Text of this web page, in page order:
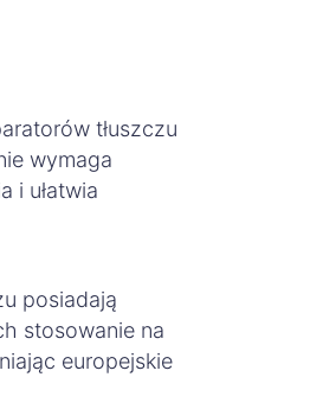
tłuszczu
wymaga
i ułatwia
posiadają
stosowanie na
europejskie